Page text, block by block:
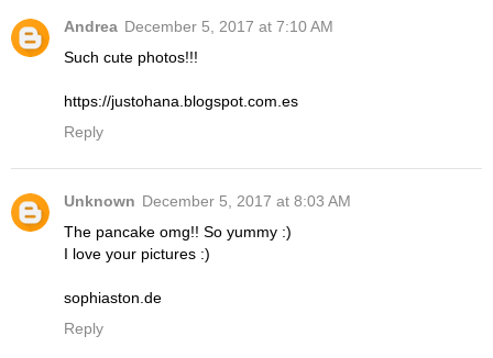
Andrea December 5, 2017 at 7:10 AM
Such cute photos!!!
https://justohana.blogspot.com.es
Reply
Unknown December 5, 2017 at 8:03 AM
The pancake omg!! So yummy :)
I love your pictures :)
sophiaston.de
Reply